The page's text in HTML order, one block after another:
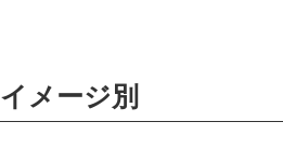
イメージ別